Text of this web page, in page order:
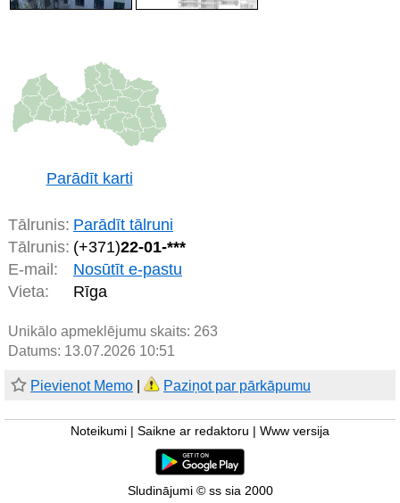
Parādīt karti
Tālrunis: Parādīt tālruni
Tālrunis: (+371)22-01-***
E-mail:
Nosūtīt e-pastu
Vieta:
Rīga
Unikālo apmeklējumu skaits: 263
Datums: 13.07.2026 10:51
Pievienot Memo Paziņot par pārkāpumu
Noteikumi Saikne ar redaktoru Www versija
Sludinājumi © ss sia 2000